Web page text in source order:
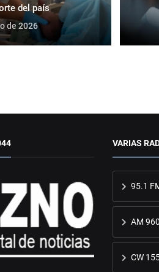
del país
de 2026
VARIAS
95.1
AM
CW